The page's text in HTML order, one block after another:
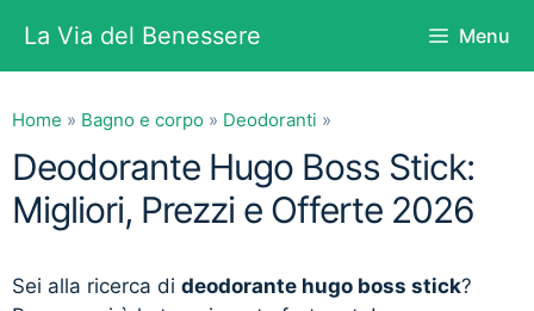
contenuto
La Via del Benessere Menu
Home » Bagno e corpo » Deodoranti »
Deodorante Hugo Boss Stick:
Migliori, Prezzi e Offerte 2026
Sei alla ricerca di deodorante hugo boss stick?